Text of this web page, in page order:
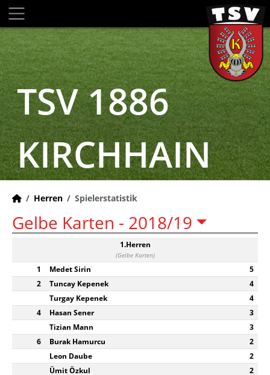
TSV 1886
KIRCHHAIN
Herren Spielerstatistik
Gelbe Karten - 2018/19
1.Herren
(Gelbe Karten)
1 Medet Sirin
5
2
Tuncay Kepenek
4
Turgay Kepenek
4
4
Hasan Sener
3
Tizian Mann
3
6
Burak Hamurcu
2
Leon Daube
2
Ümit Özkul
2